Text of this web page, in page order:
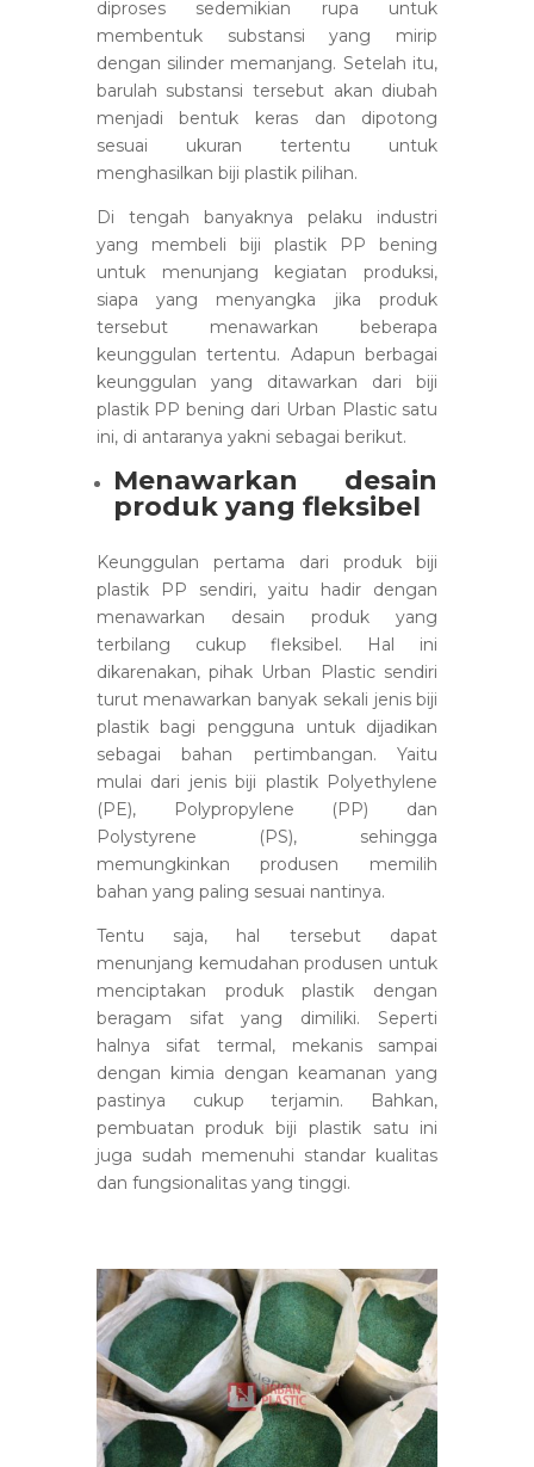
diproses sedemikian rupa untuk
membentuk substansi yang mirip
dengan silinder memanjang. Setelah itu,
barulah substansi tersebut akan diubah
menjadi bentuk keras dan dipotong
sesuai ukuran tertentu untuk
menghasilkan biji plastik pilihan.
Di tengah banyaknya pelaku industri
yang membeli biji plastik PP bening
untuk menunjang kegiatan produksi,
siapa yang menyangka jika produk
tersebut menawarkan beberapa
keunggulan tertentu. Adapun berbagai
keunggulan yang ditawarkan dari biji
plastik PP bening dari Urban Plastic satu
ini, di antaranya yakni sebagai berikut.
Menawarkan desain
produk yang fleksibel
Keunggulan pertama dari produk biji
plastik PP sendiri, yaitu hadir dengan
menawarkan desain produk yang
terbilang cukup fleksibel. Hal ini
dikarenakan, pihak Urban Plastic sendiri
turut menawarkan banyak sekali jenis biji
plastik bagi pengguna untuk dijadikan
sebagai bahan pertimbangan. Yaitu
mulai dari jenis biji plastik Polyethylene
(PE), Polypropylene (PP) dan
Polystyrene (PS), sehingga
memungkinkan produsen memilih
bahan yang paling sesuai nantinya.
Tentu saja, hal tersebut dapat
menunjang kemudahan produsen untuk
menciptakan produk plastik dengan
beragam sifat yang dimiliki. Seperti
halnya sifat termal, mekanis sampai
dengan kimia dengan keamanan yang
pastinya cukup terjamin. Bahkan,
pembuatan produk biji plastik satu ini
juga sudah memenuhi standar kualitas
dan fungsionalitas yang tinggi.